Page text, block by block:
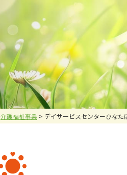
採用情報 会社案内
介護福祉事業 > デイサービスセンターひな